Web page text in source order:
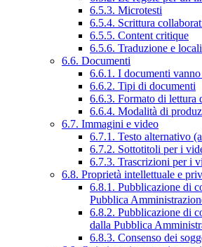
6.5.3. Microtesti
6.5.4. Scrittura
6.5.5. Content critique
6.5.6. Traduzione e
6.6. Documenti
6.6.1. I documenti
6.6.2. Tipi di documenti
6.6.3. Formato di lettura
6.6.4. Modalità di
6.7. Immagini e video
6.7.1. Testo alternativo
6.7.2. Sottotitoli per i
6.7.3. Trascrizioni per i
6.8. Proprietà intellettuale e
6.8.1. Pubblicazione di
Pubblica
6.8.2. Pubblicazione di
dalla Pubblica
6.8.3. Consenso dei